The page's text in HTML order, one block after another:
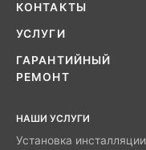
КОНТАКТЫ
УСЛУГИ
ГАРАНТИЙНЫЙ
РЕМОНТ
НАШИ УСЛУГИ
Установка инсталляции